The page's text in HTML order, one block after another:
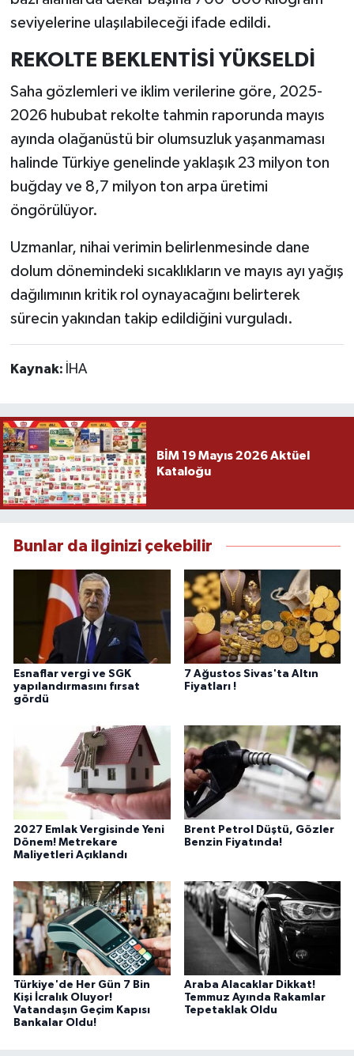
seviyelerine ulaşılabileceği ifade edildi.
REKOLTE BEKLENTİSİ YÜKSELDİ
Saha gözlemleri ve iklim verilerine göre, 2025-
2026 hububat rekolte tahmin raporunda mayıs
ayında olağanüstü bir olumsuzluk yaşanmaması
halinde Türkiye genelinde yaklaşık 23 milyon ton
buğday ve 8,7 milyon ton arpa üretimi
öngörülüyor.
Uzmanlar, nihai verimin belirlenmesinde dane
dolum dönemindeki sıcaklıkların ve mayıs ayı yağış
dağılımının kritik rol oynayacağını belirterek
sürecin yakından takip edildiğini vurguladı.
Kaynak: İHA
BİM 19 Mayıs 2026 Aktüel
Kataloğu
Bunlar da ilginizi çekebilir
Esnaflar vergi ve SGK
yapılandırmasını fırsat
gördü
7 Ağustos Sivas'ta Altın
Fiyatları !
2027 Emlak Vergisinde Yeni
Dönem! Metrekare
Maliyetleri Açıklandı
Brent Petrol Düştü, Gözler
Benzin Fiyatında!
Türkiye'de Her Gün 7 Bin
Kişi İcralık Oluyor!
Vatandaşın Geçim Kapısı
Bankalar Oldu!
Araba Alacaklar Dikkat!
Temmuz Ayında Rakamlar
Tepetaklak Oldu